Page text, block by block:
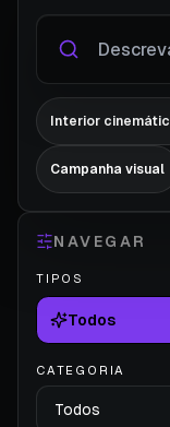
Interior
Campanha visual
NAVEGAR
TIPOS
Todos
CATEGORIA